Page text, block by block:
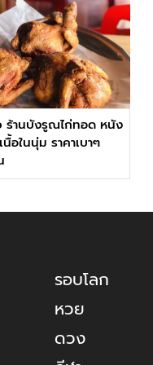
ร้านบังรูณไก่ทอด หนัง
อในนุ่ม ราคาเบาๆ
รอบโลก
หวย
ดวง